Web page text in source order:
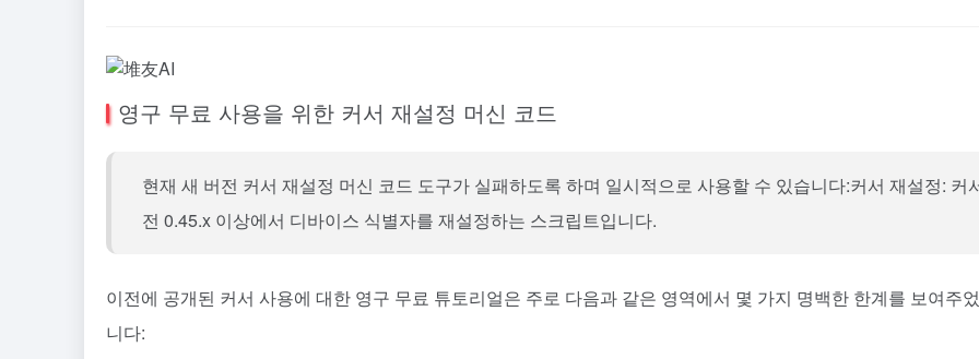
영구 무료 사용을 위한 커서 재설정 머신 코드
현재 새 버전 커서 재설정 머신 코드 도구가 실패하도록 하며 일시적으로 사용할 수 있습니다:커서 재설정: 커
전 0.45.x 이상에서 디바이스 식별자를 재설정하는 스크립트입니다.
이전에 공개된 커서 사용에 대한 영구 무료 튜토리얼은 주로 다음과 같은 영역에서 몇 가지 명백한 한계를 보여주
니다: